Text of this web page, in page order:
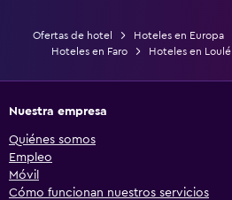
Ofertas de hotel Hoteles en Europa
Hoteles en Faro
Hoteles en Loulé
Nuestra empresa
Quiénes somos
Empleo
Móvil
Cómo funcionan nuestros servicios